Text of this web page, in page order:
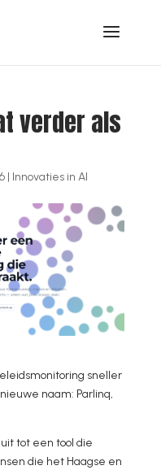
verder als
| Innovaties in AI
sneller
naam: Parlinq,
tot een tool die
die het Haagse en